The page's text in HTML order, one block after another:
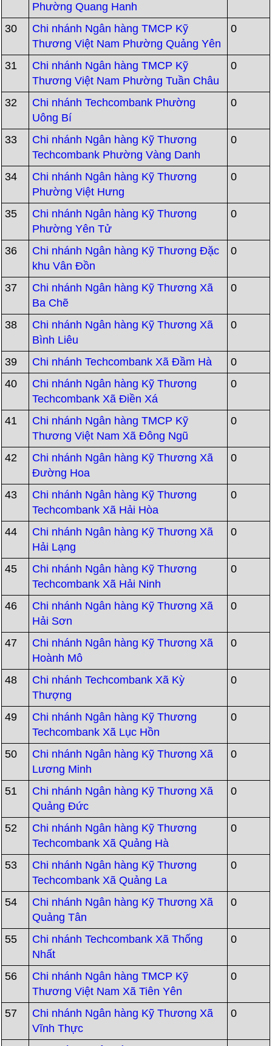
Phường Quang Hanh
30
Chi nhánh Ngân hàng TMCP Kỹ
Thương Việt Nam Phường Quảng Yên
0
31
Chi nhánh Ngân hàng TMCP Kỹ
Thương Việt Nam Phường Tuần Châu
0
32
Chi nhánh Techcombank Phường
Uông Bí
0
33
Chi nhánh Ngân hàng Kỹ Thương
Techcombank Phường Vàng Danh
0
34
Chi nhánh Ngân hàng Kỹ Thương
Phường Việt Hưng
0
35
Chi nhánh Ngân hàng Kỹ Thương
Phường Yên Tử
0
36
Chi nhánh Ngân hàng Kỹ Thương Đặc
khu Vân Đồn
0
37
Chi nhánh Ngân hàng Kỹ Thương Xã
Ba Chẽ
0
38
Chi nhánh Ngân hàng Kỹ Thương Xã
Bình Liêu
0
39 Chi nhánh Techcombank Xã Đầm Hà
0
40
Chi nhánh Ngân hàng Kỹ Thương
Techcombank Xã Điền Xá
0
41
Chi nhánh Ngân hàng TMCP Kỹ
Thương Việt Nam Xã Đông Ngũ
0
42
Chi nhánh Ngân hàng Kỹ Thương Xã
Đường Hoa
0
43
Chi nhánh Ngân hàng Kỹ Thương
Techcombank Xã Hải Hòa
0
44
Chi nhánh Ngân hàng Kỹ Thương Xã
Hải Lạng
0
45
Chi nhánh Ngân hàng Kỹ Thương
Techcombank Xã Hải Ninh
0
46
Chi nhánh Ngân hàng Kỹ Thương Xã
Hải Sơn
0
47
Chi nhánh Ngân hàng Kỹ Thương Xã
Hoành Mô
0
48
Chi nhánh Techcombank Xã Kỳ
Thượng
0
49
Chi nhánh Ngân hàng Kỹ Thương
Techcombank Xã Lục Hồn
0
50
Chi nhánh Ngân hàng Kỹ Thương Xã
Lương Minh
0
51
Chi nhánh Ngân hàng Kỹ Thương Xã
Quảng Đức
0
52
Chi nhánh Ngân hàng Kỹ Thương
Techcombank Xã Quảng Hà
0
53
Chi nhánh Ngân hàng Kỹ Thương
Techcombank Xã Quảng La
0
54
Chi nhánh Ngân hàng Kỹ Thương Xã
Quảng Tân
0
55
Chi nhánh Techcombank Xã Thống
Nhất
0
56
Chi nhánh Ngân hàng TMCP Kỹ
Thương Việt Nam Xã Tiên Yên
0
57
Chi nhánh Ngân hàng Kỹ Thương Xã
Vĩnh Thực
0